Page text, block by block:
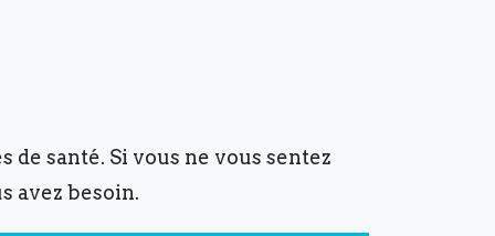
santé. Si vous ne vous sentez
avez besoin.